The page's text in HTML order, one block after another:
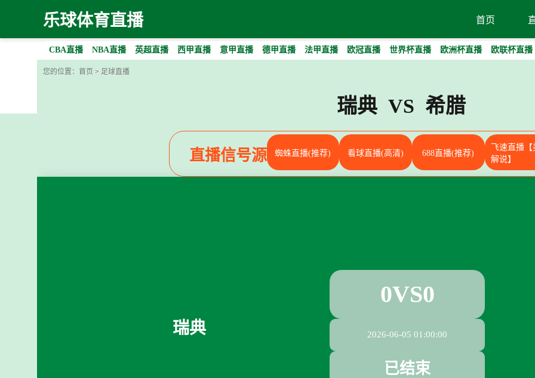
乐球体育直播 首页
CBA直播 NBA直播 英超直播 西甲直播 意甲直播 德甲直播 法甲直播 欧冠直播 世界杯直播 欧洲杯直播 欧联杯直播
您的位置： 首页 > 足球直播
瑞典 VS 希腊
直播信号源 蜘蛛直播(推荐) 看球直播(高清) 688直播(推荐)
飞速直播
解说】
瑞典
0VS0
2026-06-05 01:00:00
已结束